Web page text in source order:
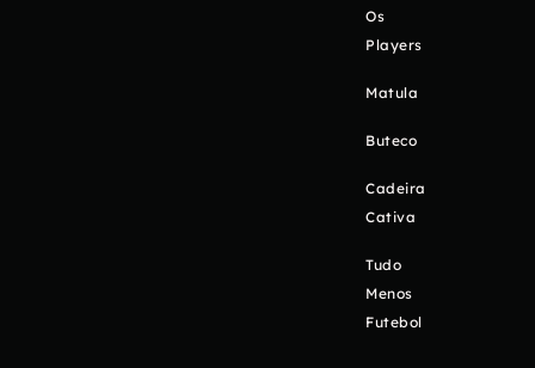
Os
Players
Matula
Buteco
Cadeira
Cativa
Tudo
Menos
Futebol